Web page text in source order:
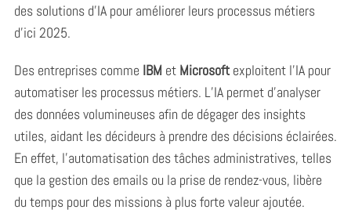
des solutions d’IA pour améliorer leurs processus métiers
d’ici 2025.
Des entreprises comme IBM et Microsoftexploitent l’IA pour
automatiser les processus métiers. L’IA permet d’analyser
des données volumineuses afin de dégager des insights
utiles, aidant les décideurs à prendre des décisions éclairées.
En effet, l’automatisation des tâches administratives, telles
que la gestion des emails ou la prise de rendez-vous, libère
du temps pour des missions à plus forte valeur ajoutée.